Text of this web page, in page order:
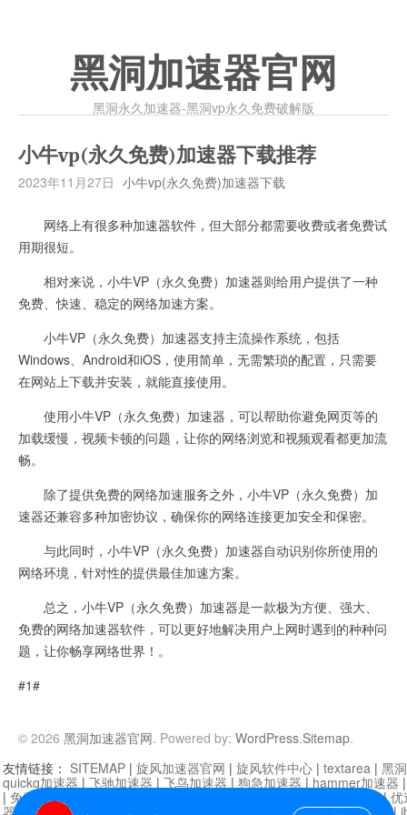
黑洞加速器官网
黑洞永久加速器-黑洞vp永久免费破解版
小牛vp(永久免费)加速器下载推荐
2023年11月27日 小牛vp(永久免费)加速器下载
网络上有很多种加速器软件，但大部分都需要收费或者免费试
用期很短。
相对来说，小牛VP（永久免费）加速器则给用户提供了一种
免费、快速、稳定的网络加速方案。
小牛VP（永久免费）加速器支持主流操作系统，包括
Windows、Android和iOS，使用简单，无需繁琐的配置，只需要
在网站上下载并安装，就能直接使用。
使用小牛VP（永久免费）加速器，可以帮助你避免网页等的
加载缓慢，视频卡顿的问题，让你的网络浏览和视频观看都更加流
畅。
除了提供免费的网络加速服务之外，小牛VP（永久免费）加
速器还兼容多种加密协议，确保你的网络连接更加安全和保密。
与此同时，小牛VP（永久免费）加速器自动识别你所使用的
网络环境，针对性的提供最佳加速方案。
总之，小牛VP（永久免费）加速器是一款极为方便、强大、
免费的网络加速器软件，可以更好地解决用户上网时遇到的种种问
题，让你畅享网络世界！。
#1#
© 2026 黑洞加速器官网. Powered by: WordPress.Sitemap.
友情链接： SITEMAP | 旋风加速器官网 | 旋风软件中心 | textarea | 黑
quickq加速器 | 飞驰加速器 | 飞鸟加速器 | 狗急加速器 | hammer加速器
| 免费vqn加速外网 迷雾通|优